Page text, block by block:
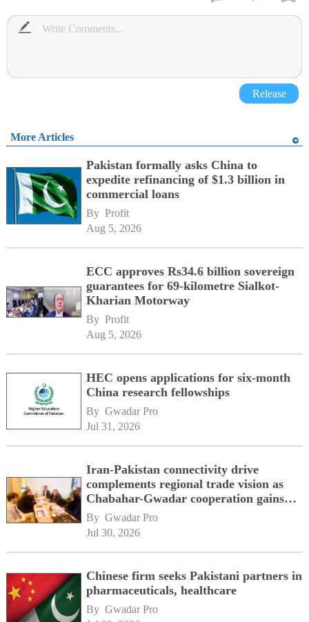
Release
More Articles
Pakistan formally asks China to
expedite refinancing of $1.3 billion in
commercial loans
By Profit
Aug 5, 2026
ECC approves Rs34.6 billion sovereign
guarantees for 69-kilometre Sialkot-
Kharian Motorway
By Profit
Aug 5, 2026
HEC opens applications for six-month
China research fellowships
By Gwadar Pro
Jul 31, 2026
Iran-Pakistan connectivity drive
complements regional trade vision as
Chabahar-Gwadar cooperation gains
momentum alongside China's BRI
network
By Gwadar Pro
Jul 30, 2026
Chinese firm seeks Pakistani partners in
pharmaceuticals, healthcare
By Gwadar Pro